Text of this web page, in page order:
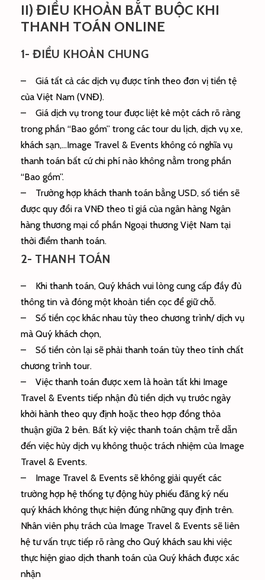
II) ĐIỀU KHOẢN BẮT BUỘC KHI
THANH TOÁN ONLINE
1- ĐIỀU KHOẢN CHUNG
– Giá tất cả các dịch vụ được tính theo đơn vị tiền tệ
của Việt Nam (VNĐ).
– Giá dịch vụ trong tour được liệt kê một cách rõ ràng
trong phần “Bao gồm” trong các tour du lịch, dịch vụ xe,
khách sạn,…Image Travel & Events không có nghĩa vụ
thanh toán bất cứ chi phí nào không nằm trong phần
“Bao gồm”.
– Trường hợp khách thanh toán bằng USD, số tiền sẽ
được quy đổi ra VNĐ theo tỉ giá của ngân hàng Ngân
hàng thương mại cổ phần Ngoại thương Việt Nam tại
thời điểm thanh toán.
2- THANH TOÁN
– Khi thanh toán, Quý khách vui lòng cung cấp đầy đủ
thông tin và đóng một khoản tiền cọc để giữ chỗ.
– Số tiền cọc khác nhau tùy theo chương trình/ dịch vụ
mà Quý khách chọn,
– Số tiền còn lại sẽ phải thanh toán tùy theo tính chất
chương trình tour.
– Việc thanh toán được xem là hoàn tất khi Image
Travel & Events tiếp nhận đủ tiền dịch vụ trước ngày
khởi hành theo quy định hoặc theo hợp đồng thỏa
thuận giữa 2 bên. Bất kỳ việc thanh toán chậm trễ dẫn
đến việc hủy dịch vụ không thuộc trách nhiệm của Image
Travel & Events.
– Image Travel & Events sẽ không giải quyết các
trường hợp hệ thống tự động hủy phiếu đăng ký nếu
quý khách không thực hiện đúng những quy định trên.
Nhân viên phụ trách của Image Travel & Events sẽ liên
hệ tư vấn trực tiếp rõ ràng cho Quý khách sau khi việc
thực hiện giao dịch thanh toán của Quý khách được xác
nhận